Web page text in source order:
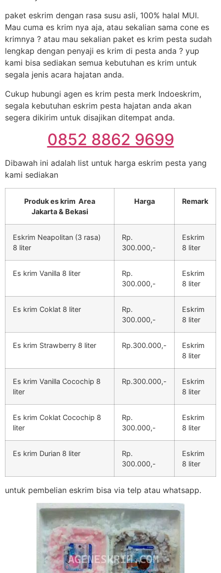
paket eskrim dengan rasa susu asli, 100% halal MUI.
Mau cuma es krim nya aja, atau sekalian sama cone es
krimnya ? atau mau sekalian paket es krim pesta sudah
lengkap dengan penyaji es krim di pesta anda ? yup
kami bisa sediakan semua kebutuhan es krim untuk
segala jenis acara hajatan anda.
Cukup hubungi agen es krim pesta merk Indoeskrim,
segala kebutuhan eskrim pesta hajatan anda akan
segera dikirim untuk disajikan ditempat anda.
0852 8862 9699
Dibawah ini adalah list untuk harga eskrim pesta yang
kami sediakan
Produk es krim Area
Jakarta & Bekasi
Harga Remark
Eskrim Neapolitan (3 rasa)
8 liter
Rp.
300.000,-
Eskrim
8 liter
Es krim Vanilla 8 liter
Rp.
300.000,-
Eskrim
8 liter
Es krim Coklat 8 liter
Rp.
300.000,-
Eskrim
8 liter
Es krim Strawberry 8 liter Rp.300.000,-
Eskrim
8 liter
Es krim Vanilla Cocochip 8
liter
Rp.300.000,-
Eskrim
8 liter
Es krim Coklat Cocochip 8
liter
Rp.
300.000,-
Eskrim
8 liter
Es krim Durian 8 liter
Rp.
300.000,-
Eskrim
8 liter
untuk pembelian eskrim bisa via telp atau whatsapp.